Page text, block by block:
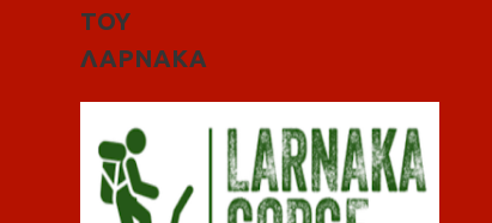
ΤΟΥ
ΛΑΡΝΑΚΑ